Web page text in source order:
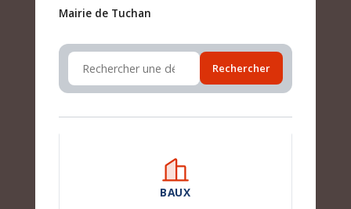
Mairie de Tuchan
Rechercher
BAUX